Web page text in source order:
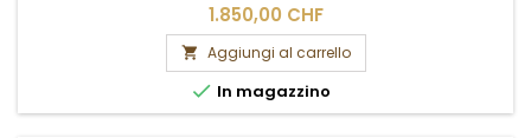
1.850,00 CHF
 Aggiungi al carrello
 In magazzino